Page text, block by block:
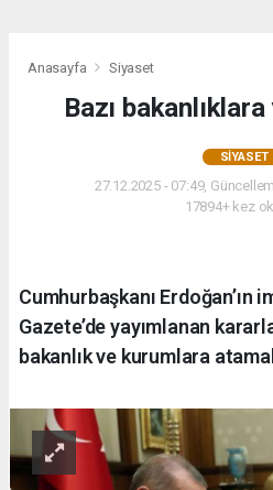
Anasayfa Siyaset
Bazı
SIYASET
27.12.2025 - 07:49,
17894+ kez
Cumhurbaşkanı Erdoğan’ın
Gazete’de yayımlanan
bakanlık ve kurumlara